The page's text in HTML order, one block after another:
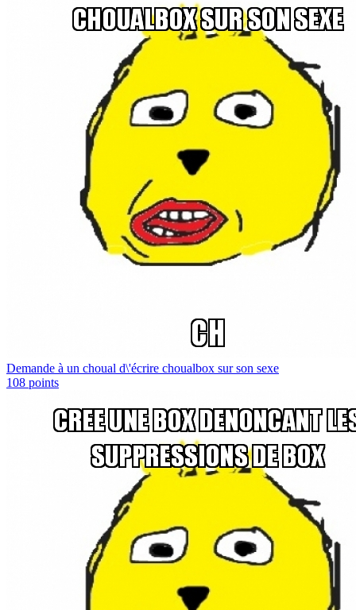
Demande à un choual d\'écrire choualbox sur son sexe
108 points